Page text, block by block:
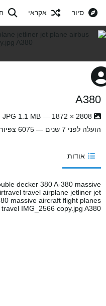
סיור אקראי
A380
הועלה לפני 7 שנים — 6075 צפיות
אודות
decker 380 A-380 massive
travel airplane jetliner jet
massive aircraft flight planes
IMG_2566 copy.jpg A380